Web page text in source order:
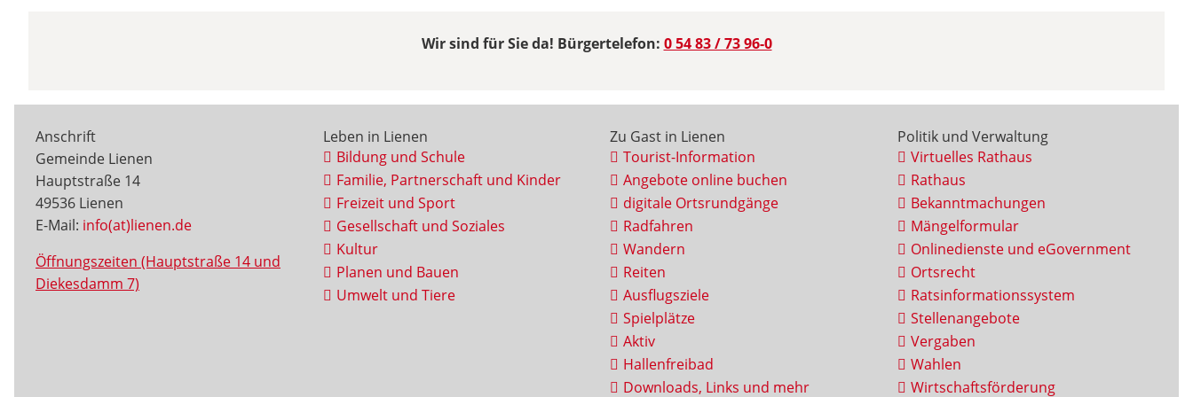
Wir sind für Sie da! Bürgertelefon: 0 54 83 / 73 96-0
Anschrift
Gemeinde Lienen
Hauptstraße 14
49536 Lienen
E-Mail: info(at)lienen.de
Öffnungszeiten (Hauptstraße 14 und
Diekesdamm 7)
Leben in Lienen
Bildung und Schule
Familie, Partnerschaft und Kinder
Freizeit und Sport
Gesellschaft und Soziales
Kultur
Planen und Bauen
Umwelt und Tiere
Zu Gast in Lienen
Tourist-Information
Angebote online buchen
digitale Ortsrundgänge
Radfahren
Wandern
Reiten
Ausflugsziele
Spielplätze
Aktiv
Hallenfreibad
Downloads, Links und mehr
Politik und Verwaltung
Virtuelles Rathaus
Rathaus
Bekanntmachungen
Mängelformular
Onlinedienste und eGovernment
Ortsrecht
Ratsinformationssystem
Stellenangebote
Vergaben
Wahlen
Wirtschaftsförderung